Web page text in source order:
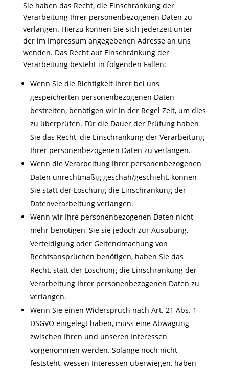
Sie haben das Recht, die Einschränkung der
Verarbeitung Ihrer personenbezogenen Daten zu
verlangen. Hierzu können Sie sich jederzeit unter
der im Impressum angegebenen Adresse an uns
wenden. Das Recht auf Einschränkung der
Verarbeitung besteht in folgenden Fällen:
Wenn Sie die Richtigkeit Ihrer bei uns
gespeicherten personenbezogenen Daten
bestreiten, benötigen wir in der Regel Zeit, um dies
zu überprüfen. Für die Dauer der Prüfung haben
Sie das Recht, die Einschränkung der Verarbeitung
Ihrer personenbezogenen Daten zu verlangen.
Wenn die Verarbeitung Ihrer personenbezogenen
Daten unrechtmäßig geschah/geschieht, können
Sie statt der Löschung die Einschränkung der
Datenverarbeitung verlangen.
Wenn wir Ihre personenbezogenen Daten nicht
mehr benötigen, Sie sie jedoch zur Ausübung,
Verteidigung oder Geltendmachung von
Rechtsansprüchen benötigen, haben Sie das
Recht, statt der Löschung die Einschränkung der
Verarbeitung Ihrer personenbezogenen Daten zu
verlangen.
Wenn Sie einen Widerspruch nach Art. 21 Abs. 1
DSGVO eingelegt haben, muss eine Abwägung
zwischen Ihren und unseren Interessen
vorgenommen werden. Solange noch nicht
feststeht, wessen Interessen überwiegen, haben